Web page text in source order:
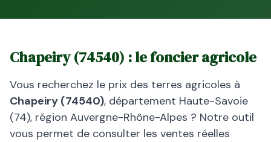
Chapeiry(74540) : le foncier agricole
Vous recherchez le prix des terres agricoles à
Chapeiry (74540), département Haute-Savoie
(74), région Auvergne-Rhône-Alpes ? Notre outil
vous permet de consulter les ventes réelles